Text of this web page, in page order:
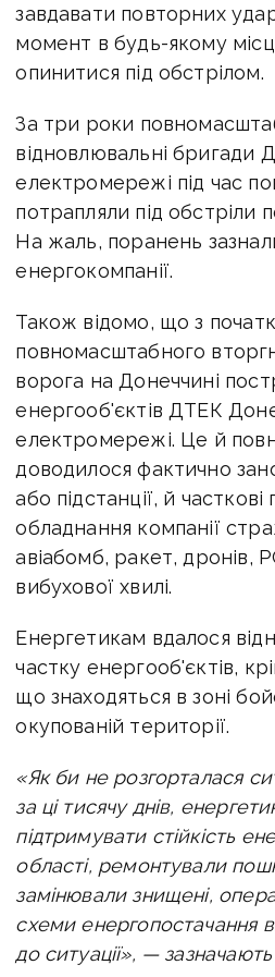
завдавати повторних
момент в будь-якому
опинитися під обстрілом.
За три роки
відновлювальні бригади
електромережі під час
потрапляли під обстріли
На жаль, поранень
енергокомпанії.
Також відомо, що з
повномасштабного
ворога на Донеччині
енергооб'єктів ДТЕК
електромережі. Це й
доводилося фактично
або підстанції, й
обладнання компанії
авіабомб, ракет, дронів,
вибухової хвилі.
Енергетикам вдалося
частку енергооб'єктів,
що знаходяться в зоні
окупованій території.
«Як би не розгорталася
за ці тисячу днів,
підтримувати стійкість
області, ремонтували
замінювали знищені,
схеми енергопостачання
до ситуації», —